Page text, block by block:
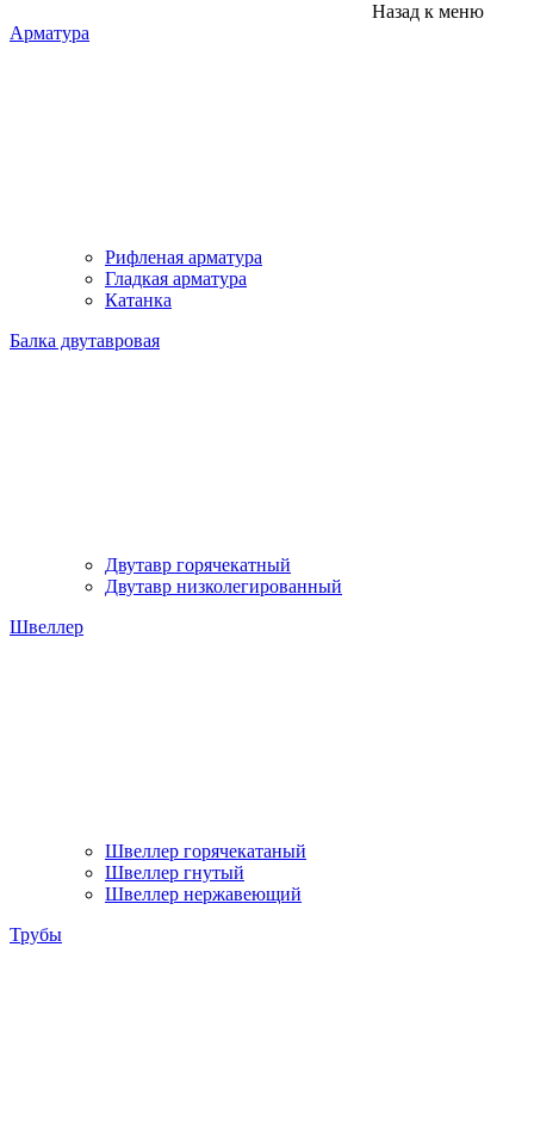
Назад к меню
Арматура
Рифленая арматура
Гладкая арматура
Катанка
Балка двутавровая
Двутавр горячекатный
Двутавр низколегированный
Швеллер
Швеллер горячекатаный
Швеллер гнутый
Швеллер нержавеющий
Трубы